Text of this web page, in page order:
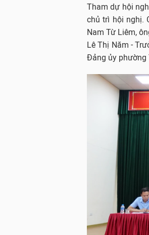
Tham dự hội
chủ trì hội nghị.
Nam Từ Liêm,
Lê Thị Năm -
Đảng ủy phường